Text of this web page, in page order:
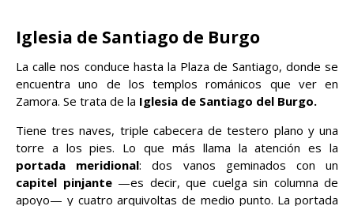
Iglesia de Santiago de Burgo
La calle nos conduce hasta la Plaza de Santiago, donde se
encuentra uno de los templos románicos que ver en
Zamora. Se trata de la Iglesia de Santiago del Burgo.
Tiene tres naves, triple cabecera de testero plano y una
torre a los pies. Lo que más llama la atención es la
portada meridional: dos vanos geminados con un
capitel pinjante—es decir, que cuelga sin columna de
apoyo— y cuatro arquivoltas de medio punto. La portada